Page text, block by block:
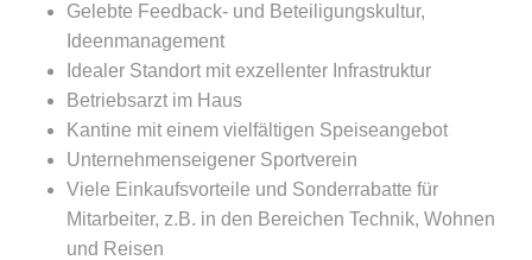
Gelebte Feedback- und Beteiligungskultur,
Ideenmanagement
Idealer Standort mit exzellenter Infrastruktur
Betriebsarzt im Haus
Kantine mit einem vielfältigen Speiseangebot
Unternehmenseigener Sportverein
Viele Einkaufsvorteile und Sonderrabatte für
Mitarbeiter, z.B. in den Bereichen Technik, Wohnen
und Reisen